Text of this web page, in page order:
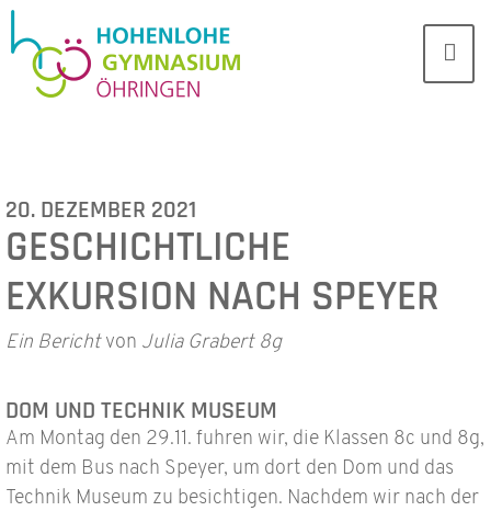
20. DEZEMBER 2021
GESCHICHTLICHE
EXKURSION NACH SPEYER
Ein Bericht von Julia Grabert 8g
DOM UND TECHNIK MUSEUM
Am Montag den 29.11. fuhren wir, die Klassen 8c und 8g,
mit dem Bus nach Speyer, um dort den Dom und das
Technik Museum zu besichtigen. Nachdem wir nach der